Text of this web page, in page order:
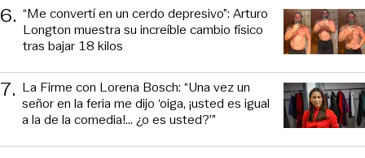
6. “Me convertí en un cerdo depresivo”: Arturo
Longton muestra su increíble cambio físico
tras bajar 18 kilos
7. La Firme con Lorena Bosch: “Una vez un
señor en la feria me dijo ‘oiga, ¡usted es igual
a la de la comedia!... ¿o es usted?’”